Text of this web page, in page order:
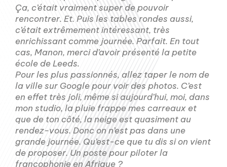
Ça, c’était vraiment super de pouvoir
rencontrer. Et. Puis les tables rondes aussi,
c’était extrêmement intéressant, très
enrichissant comme journée. Parfait. En tout
cas, Manon, merci d’avoir présenté la petite
école de Leeds.
Pour les plus passionnés, allez taper le nom de
la ville sur Google pour voir des photos. C’est
en effet très joli, même si aujourd’hui, moi, dans
mon studio, la pluie frappe mes carreaux et
que de ton côté, la neige est quasiment au
rendez-vous. Donc on n’est pas dans une
grande journée. Qu’est-ce que tu dis si on vient
de proposer. Un poste pour piloter la
francophonie en Afrique ?